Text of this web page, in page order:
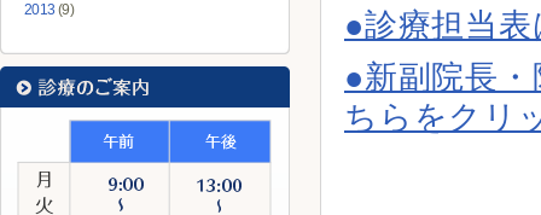
2013 (9)
●診療担当
●新副院長
ちらをクリ